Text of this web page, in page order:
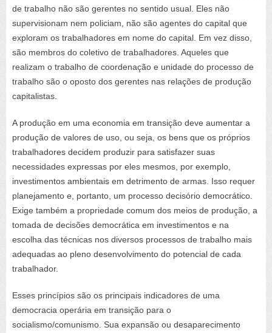
de trabalho não são gerentes no sentido usual. Eles não
supervisionam nem policiam, não são agentes do capital que
exploram os trabalhadores em nome do capital. Em vez disso,
são membros do coletivo de trabalhadores. Aqueles que
realizam o trabalho de coordenação e unidade do processo de
trabalho são o oposto dos gerentes nas relações de produção
capitalistas.
A produção em uma economia em transição deve aumentar a
produção de valores de uso, ou seja, os bens que os próprios
trabalhadores decidem produzir para satisfazer suas
necessidades expressas por eles mesmos, por exemplo,
investimentos ambientais em detrimento de armas. Isso requer
planejamento e, portanto, um processo decisório democrático.
Exige também a propriedade comum dos meios de produção, a
tomada de decisões democrática em investimentos e na
escolha das técnicas nos diversos processos de trabalho mais
adequadas ao pleno desenvolvimento do potencial de cada
trabalhador.
Esses princípios são os principais indicadores de uma
democracia operária em transição para o
socialismo/comunismo. Sua expansão ou desaparecimento